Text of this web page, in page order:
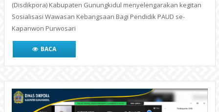
(Disdikpora) Kabupaten Gunungkidul menyelengarakan kegitan
Sosialisasi Wawasan Kebangsaan Bagi Pendidik PAUD se-
Kapanwon Purwosari
BACA